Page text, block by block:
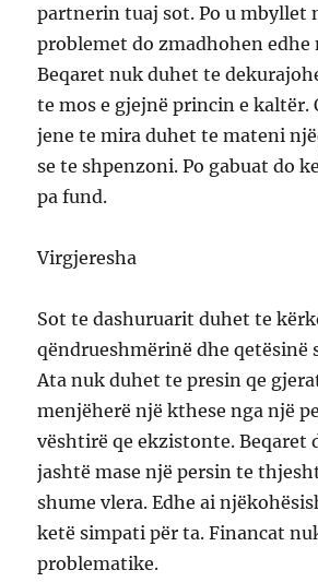
partnerin tuaj sot. Po u mbyllet
problemet do zmadhohen edhe
Beqaret nuk duhet te
te mos e gjejnë princin e kaltër.
jene te mira duhet te mateni
se te shpenzoni. Po gabuat do
pa fund.
Virgjeresha
Sot te dashuruarit duhet te
qëndrueshmërinë dhe qetësinë
Ata nuk duhet te presin qe
menjëherë një kthese nga një
vështirë qe ekzistonte. Beqaret
jashtë mase një persin te
shume vlera. Edhe ai
ketë simpati për ta. Financat
problematike.